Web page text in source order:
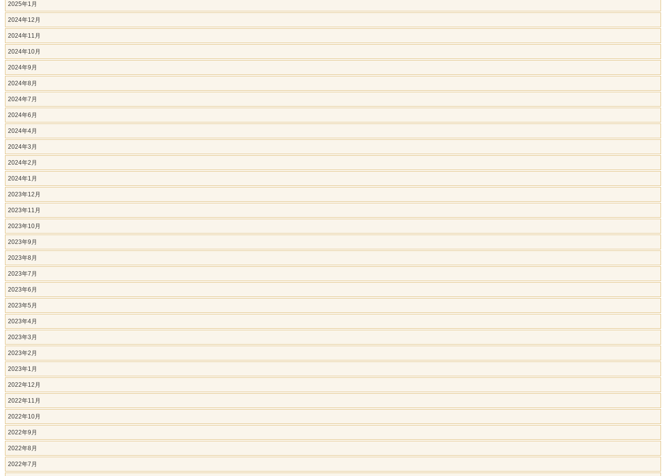
2025年1月
2024年12月
2024年11月
2024年10月
2024年9月
2024年8月
2024年7月
2024年6月
2024年4月
2024年3月
2024年2月
2024年1月
2023年12月
2023年11月
2023年10月
2023年9月
2023年8月
2023年7月
2023年6月
2023年5月
2023年4月
2023年3月
2023年2月
2023年1月
2022年12月
2022年11月
2022年10月
2022年9月
2022年8月
2022年7月